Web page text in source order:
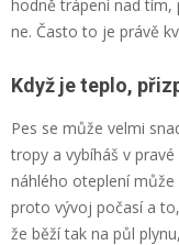
hodně trápení nad tím,
ne. Často to je právě
Když je teplo,
Pes se může velmi
tropy a vybíháš v
náhlého oteplení
proto vývoj počasí a
že běží tak na půl